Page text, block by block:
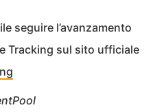
seguire l’avanzamento
Tracking sul sito ufficiale